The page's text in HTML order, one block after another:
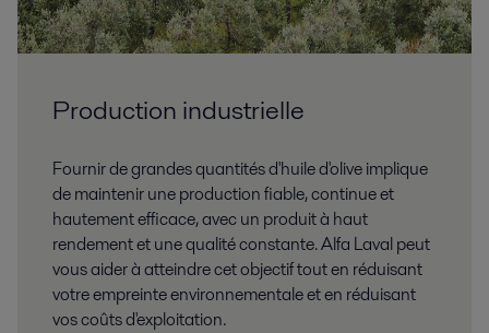
Production industrielle
Fournir de grandes quantités d'huile d'olive implique
de maintenir une production fiable, continue et
hautement efficace, avec un produit à haut
rendement et une qualité constante. Alfa Laval peut
vous aider à atteindre cet objectif tout en réduisant
votre empreinte environnementale et en réduisant
vos coûts d'exploitation.